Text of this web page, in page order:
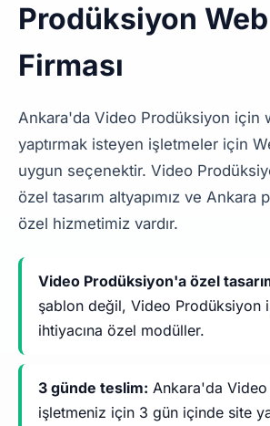
Prodüksiyon
Firması
Ankara'da Video Prodüksiyon için
yaptırmak isteyen işletmeler için
uygun seçenektir. Video
özel tasarım altyapımız ve Ankara
özel hizmetimiz vardır.
Video Prodüksiyon'a özel
şablon değil, Video Prodüksiyon
ihtiyacına özel modüller.
3 günde teslim: Ankara'da
işletmeniz için 3 gün içinde site